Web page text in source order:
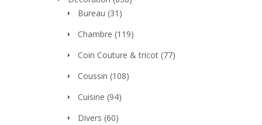
Bureau (31)
Chambre (119)
Coin Couture & tricot (77)
Coussin (108)
Cuisine (94)
Divers (60)